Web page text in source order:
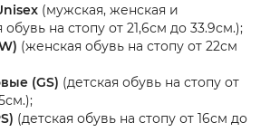
(мужская, женская и
на стопу от 21,6см до 33.9см.);
(женская обувь на стопу от 22см
(GS) (детская обувь на стопу от
(детская обувь на стопу от 16см до